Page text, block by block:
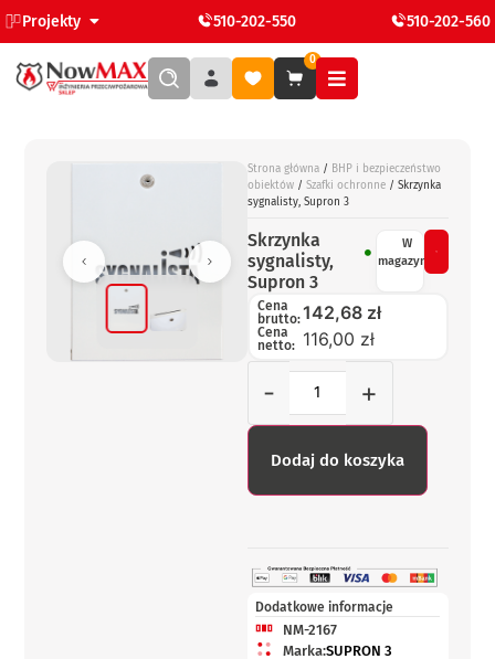
Projekty 510-202-550 510-202-560
0
Strona główna / BHP i bezpieczeństwo
obiektów / Szafki ochronne / Skrzynka
sygnalisty, Supron 3
Skrzynka
sygnalisty,
Supron 3
W
magazynie
Cena
brutto:142,68 zł
Cena
netto: 116,00 zł
- +
Dodaj do koszyka
Dodatkowe informacje
NM-2167
Marka:SUPRON 3